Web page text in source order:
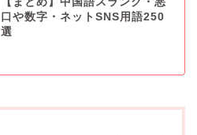
口や数字・ネットSNS用語250
選